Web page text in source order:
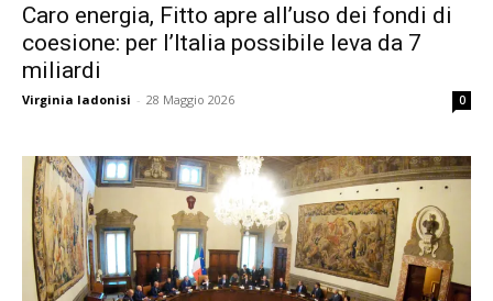
Caro energia, Fitto apre all’uso dei fondi di
coesione: per l’Italia possibile leva da 7
miliardi
Virginia Iadonisi - 28 Maggio 2026 0